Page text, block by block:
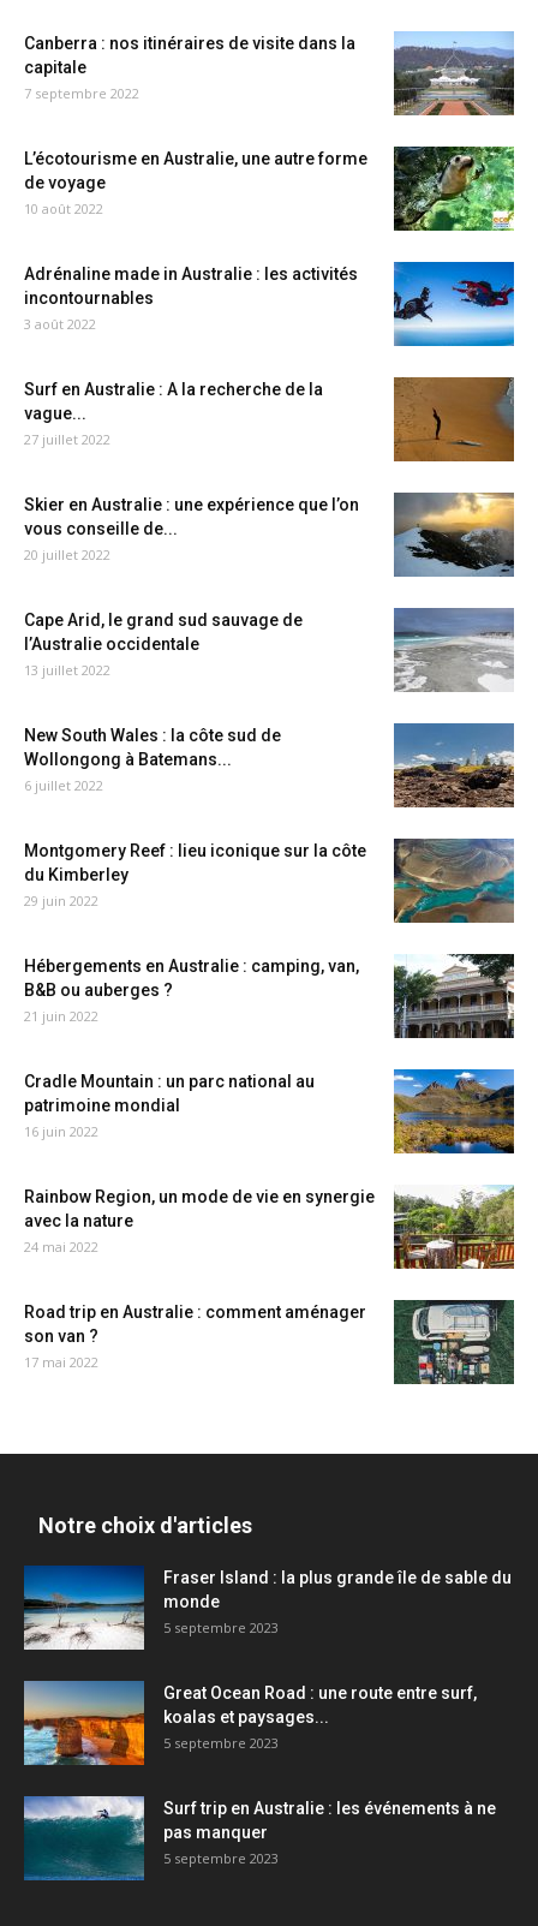
Canberra : nos itinéraires de visite dans la
capitale
7 septembre 2022
L’écotourisme en Australie, une autre forme
de voyage
10 août 2022
Adrénaline made in Australie : les activités
incontournables
3 août 2022
Surf en Australie : A la recherche de la
vague...
27 juillet 2022
Skier en Australie : une expérience que l’on
vous conseille de...
20 juillet 2022
Cape Arid, le grand sud sauvage de
l’Australie occidentale
13 juillet 2022
New South Wales : la côte sud de
Wollongong à Batemans...
6 juillet 2022
Montgomery Reef : lieu iconique sur la côte
du Kimberley
29 juin 2022
Hébergements en Australie : camping, van,
B&B ou auberges ?
21 juin 2022
Cradle Mountain : un parc national au
patrimoine mondial
16 juin 2022
Rainbow Region, un mode de vie en synergie
avec la nature
24 mai 2022
Road trip en Australie : comment aménager
son van ?
17 mai 2022
Notre choix d'articles
Fraser Island : la plus grande île de sable du
monde
5 septembre 2023
Great Ocean Road : une route entre surf,
koalas et paysages...
5 septembre 2023
Surf trip en Australie : les événements à ne
pas manquer
5 septembre 2023